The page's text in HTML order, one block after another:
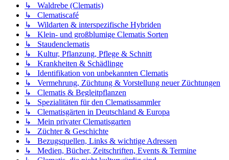
↳ Waldrebe (Clematis)
↳ Clematiscafé
↳ Wildarten & interspezifische Hybriden
↳ Klein- und großblumige Clematis Sorten
↳ Staudenclematis
↳ Kultur, Pflanzung, Pflege & Schnitt
↳ Krankheiten & Schädlinge
↳ Identifikation von unbekannten Clematis
↳ Vermehrung, Züchtung & Vorstellung neuer Züchtungen
↳ Clematis & Begleitpflanzen
↳ Spezialitäten für den Clematissammler
↳ Clematisgärten in Deutschland & Europa
↳ Mein privater Clematisgarten
↳ Züchter & Geschichte
↳ Bezugsquellen, Links & wichtige Adressen
↳ Medien, Bücher, Zeitschriften, Events & Termine